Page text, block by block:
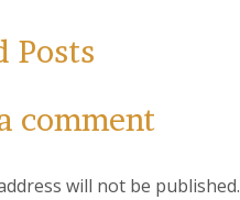
Posts
comment
will not be published.